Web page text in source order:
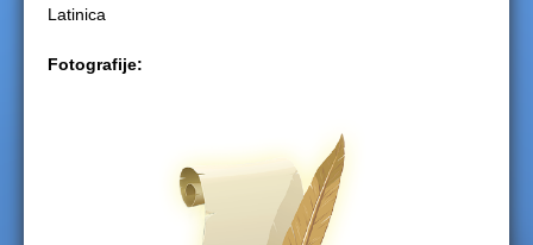
e
h
Latinica
Fotografije: